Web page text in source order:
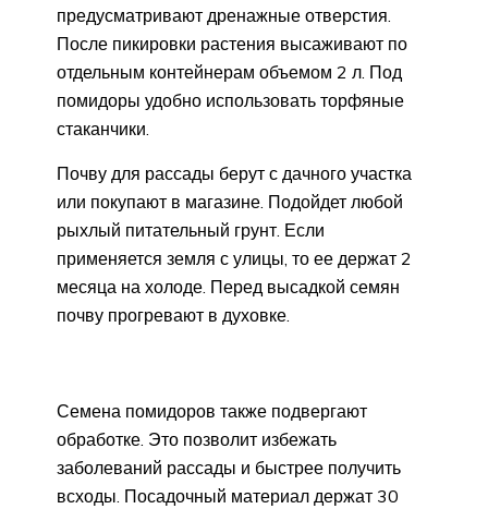
предусматривают дренажные отверстия.
После пикировки растения высаживают по
отдельным контейнерам объемом 2 л. Под
помидоры удобно использовать торфяные
стаканчики.
Почву для рассады берут с дачного участка
или покупают в магазине. Подойдет любой
рыхлый питательный грунт. Если
применяется земля с улицы, то ее держат 2
месяца на холоде. Перед высадкой семян
почву прогревают в духовке.
Семена помидоров также подвергают
обработке. Это позволит избежать
заболеваний рассады и быстрее получить
всходы. Посадочный материал держат 30